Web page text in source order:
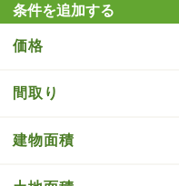
条件を追加する
価格
間取り
建物面積